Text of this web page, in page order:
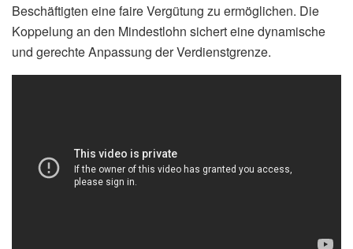
Beschäftigten eine faire Vergütung zu ermöglichen. Die
Koppelung an den Mindestlohn sichert eine dynamische
und gerechte Anpassung der Verdienstgrenze.